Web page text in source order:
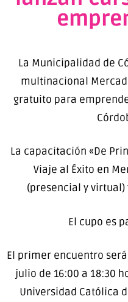
La Municipalidad de
multinacional
gratuito para
La capacitación «De
Viaje al Éxito en
(presencial y virtual)
El cupo es
El primer encuentro
julio de 16:00 a 18:30
Universidad Católica